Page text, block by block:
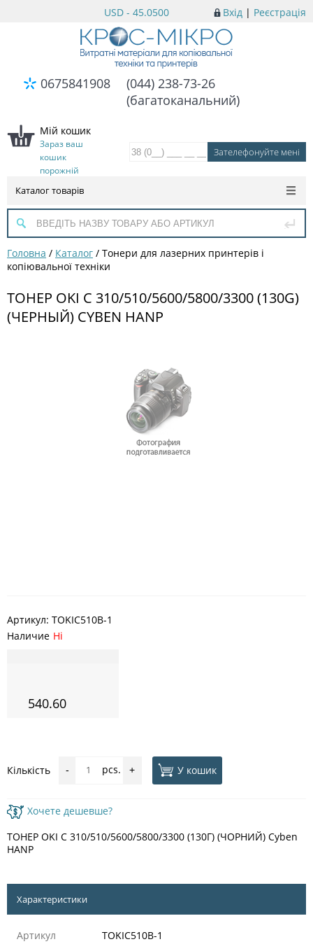
Вхід | Реєстрація
USD - 45.0500
0675841908
(044) 238-73-26
(багатоканальний)
Мій кошик
Зараз ваш
кошик
порожній
Каталог товарів
Головна / Каталог / Тонери для лазерних принтерів і
копіювальної техніки
ТОНЕР OKI C 310/510/5600/5800/3300 (130G)
(ЧЕРНЫЙ) CYBEN HANP
Артикул: TOKIC510B-1
Наличие Ні
540.60
Кількість - pcs. + У кошик
Хочете дешевше?
ТОНЕР OKI C 310/510/5600/5800/3300 (130Г) (ЧОРНИЙ) Cyben
HANP
Характеристики
Артикул
TOKIC510B-1